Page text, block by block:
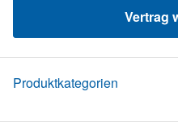
Vertrag
Produktkategorien